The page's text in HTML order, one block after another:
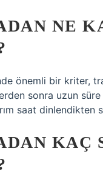
NE
önemli bir kriter,
sonra uzun
saat dinlendikten
KAÇ